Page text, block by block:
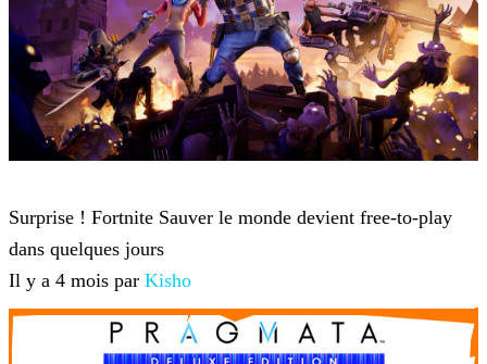
Surprise ! Fortnite Sauver le monde devient free-to-play
dans quelques jours
Il y a 4 mois par Kisho